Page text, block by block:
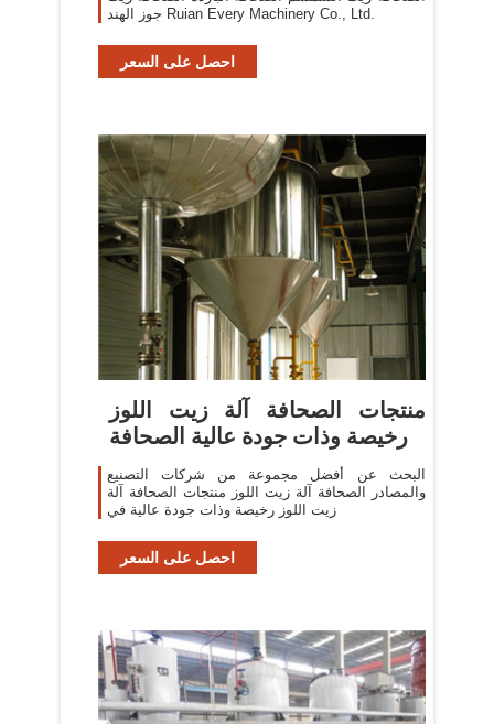
جوز الهند Ruian Every Machinery Co., Ltd.
احصل على السعر
منتجات الصحافة آلة زيت اللوز
رخيصة وذات جودة عالية الصحافة
البحث عن أفضل مجموعة من شركات التصنيع
والمصادر الصحافة آلة زيت اللوز منتجات الصحافة آلة
زيت اللوز رخيصة وذات جودة عالية في
احصل على السعر